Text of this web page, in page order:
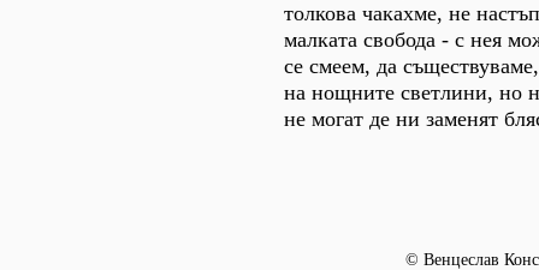
толкова чакахме, не
малката свобода - с нея
се смеем, да
на нощните светлини, но
не могат де ни заменят
© Венцеслав